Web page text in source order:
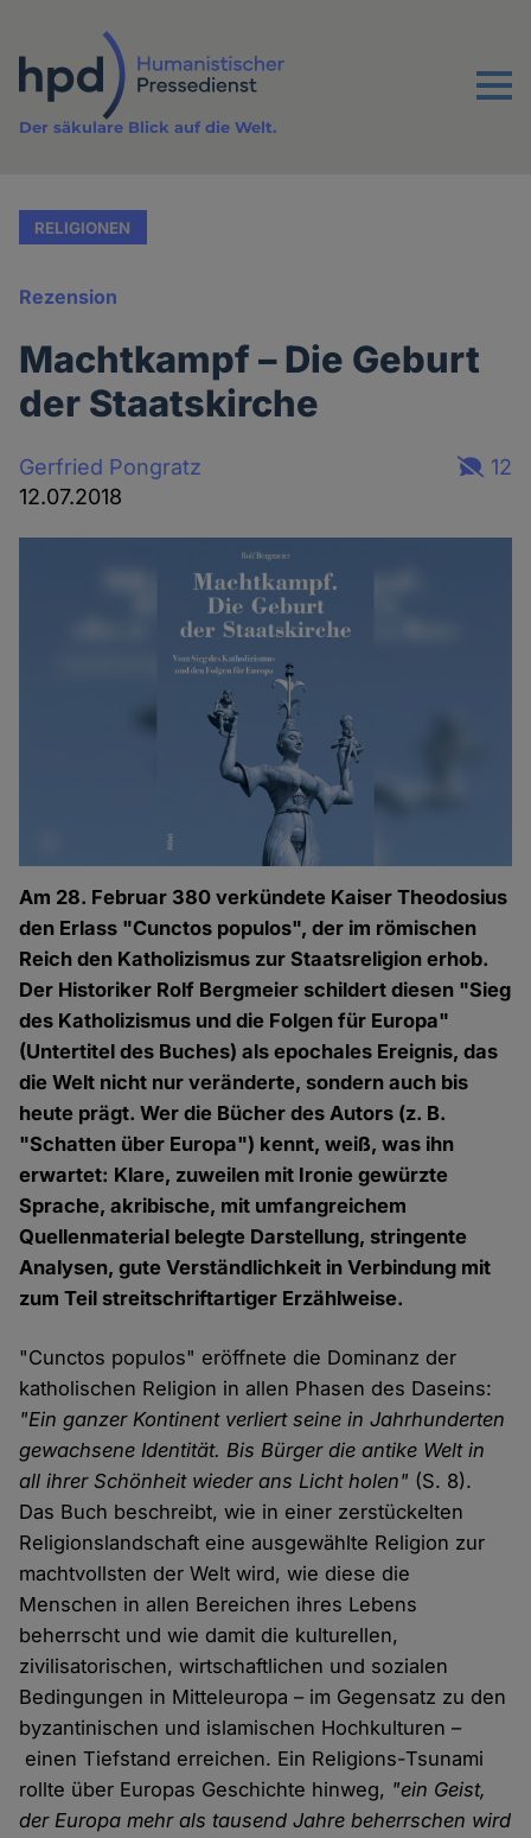
Inhalt
Menu
Der säkulare Blick auf die Welt.
RELIGIONEN
Rezension
Machtkampf – Die Geburt
der Staatskirche
Gerfried Pongratz
12.07.2018
12
Am 28. Februar 380 verkündete Kaiser Theodosius
den Erlass "Cunctos populos", der im römischen
Reich den Katholizismus zur Staatsreligion erhob.
Der Historiker Rolf Bergmeier schildert diesen "Sieg
des Katholizismus und die Folgen für Europa"
(Untertitel des Buches) als epochales Ereignis, das
die Welt nicht nur veränderte, sondern auch bis
heute prägt. Wer die Bücher des Autors (z. B.
"Schatten über Europa") kennt, weiß, was ihn
erwartet: Klare, zuweilen mit Ironie gewürzte
Sprache, akribische, mit umfangreichem
Quellenmaterial belegte Darstellung, stringente
Analysen, gute Verständlichkeit in Verbindung mit
zum Teil streitschriftartiger Erzählweise.
"Cunctos populos" eröffnete die Dominanz der
katholischen Religion in allen Phasen des Daseins:
"Ein ganzer Kontinent verliert seine in Jahrhunderten
gewachsene Identität. Bis Bürger die antike Welt in
all ihrer Schönheit wieder ans Licht holen" (S. 8).
Das Buch beschreibt, wie in einer zerstückelten
Religionslandschaft eine ausgewählte Religion zur
machtvollsten der Welt wird, wie diese die
Menschen in allen Bereichen ihres Lebens
beherrscht und wie damit die kulturellen,
zivilisatorischen, wirtschaftlichen und sozialen
Bedingungen in Mitteleuropa – im Gegensatz zu den
byzantinischen und islamischen Hochkulturen –
einen Tiefstand erreichen. Ein Religions-Tsunami
rollte über Europas Geschichte hinweg, "ein Geist,
der Europa mehr als tausend Jahre beherrschen wird